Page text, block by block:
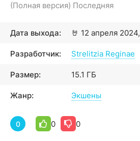
(Полная версия) Последняя
🤘
Дата выхода: 12 апреля 2024,
Разработчик: Strelitzia Reginae
Размер: 15.1 ГБ
Жанр: Экшены
0 0 0